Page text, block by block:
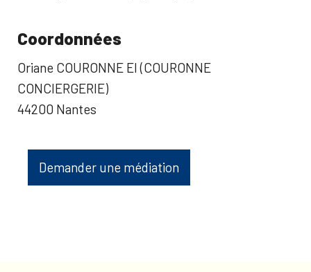
Coordonnées
Oriane COURONNE EI (COURONNE
CONCIERGERIE)
44200 Nantes
Demander une médiation